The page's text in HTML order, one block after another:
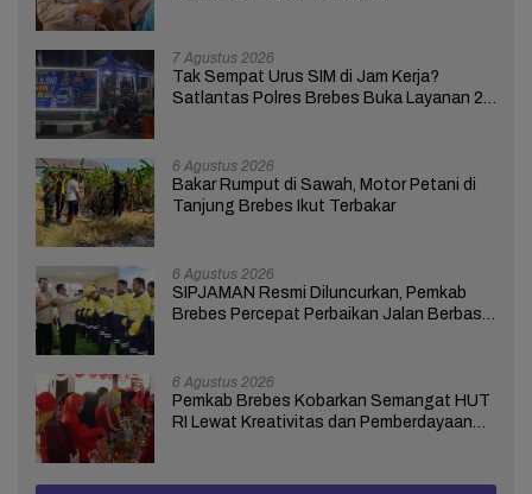
7 Agustus 2026
Tak Sempat Urus SIM di Jam Kerja?
Satlantas Polres Brebes Buka Layanan 24
6 Agustus 2026
Bakar Rumput di Sawah, Motor Petani di
Tanjung Brebes Ikut Terbakar
6 Agustus 2026
SIPJAMAN Resmi Diluncurkan, Pemkab
Brebes Percepat Perbaikan Jalan Berbasis
6 Agustus 2026
Pemkab Brebes Kobarkan Semangat HUT
RI Lewat Kreativitas dan Pemberdayaan